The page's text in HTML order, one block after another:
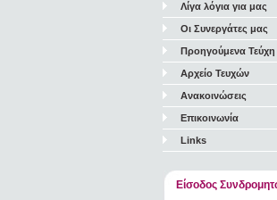
Λίγα λόγια για μας
Οι Συνεργάτες μας
Προηγούμενα Τεύχη
Αρχείο Τευχών
Ανακοινώσεις
Επικοινωνία
Links
Είσοδος